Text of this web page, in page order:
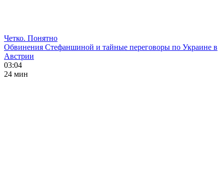
Четко. Понятно
Обвинения Стефаншиной и тайные переговоры по Украине в
Австрии
03:04
24 мин